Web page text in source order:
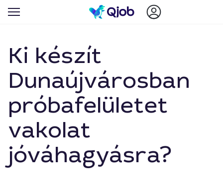
Ki készít
Dunaújvárosban
próbafelületet
vakolat
jóváhagyásra?